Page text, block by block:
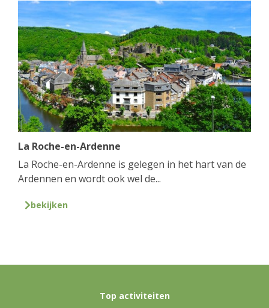
La Roche-en-Ardenne
La Roche-en-Ardenne is gelegen in het hart van de
Ardennen en wordt ook wel de...
bekijken
Top activiteiten